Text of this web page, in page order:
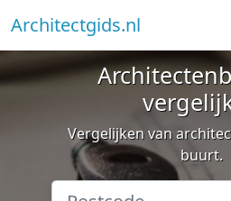
Architectgids.nl
Vergelijken van
buurt.